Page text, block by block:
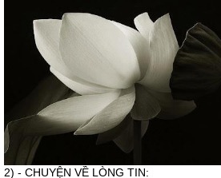
2) - CHUYỆN VỀ LÒNG TIN: